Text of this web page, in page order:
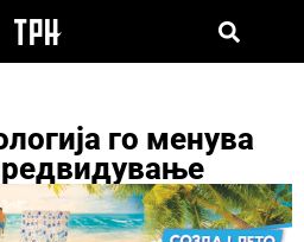
го менува